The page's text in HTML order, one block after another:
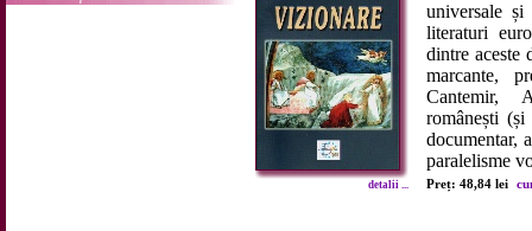
detalii ...
universale
literaturi
dintre aceste
marcante,
Cantemir,
românești (și
documentar,
paralelisme
Preț: 48,84 lei